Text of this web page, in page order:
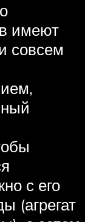
имеют
совсем
с его
(агрегат